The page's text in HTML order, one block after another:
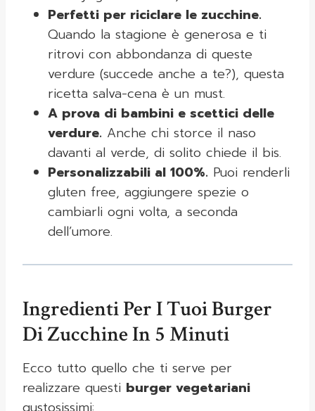
Perfetti per riciclare le zucchine.
Quando la stagione è generosa e ti
ritrovi con abbondanza di queste
verdure (succede anche a te?), questa
ricetta salva-cena è un must.
A prova di bambini e scettici delle
verdure. Anche chi storce il naso
davanti al verde, di solito chiede il bis.
Personalizzabili al 100%. Puoi renderli
gluten free, aggiungere spezie o
cambiarli ogni volta, a seconda
dell’umore.
Ingredienti Per I Tuoi Burger
Di Zucchine In 5 Minuti
Ecco tutto quello che ti serve per
realizzare questi burger vegetariani